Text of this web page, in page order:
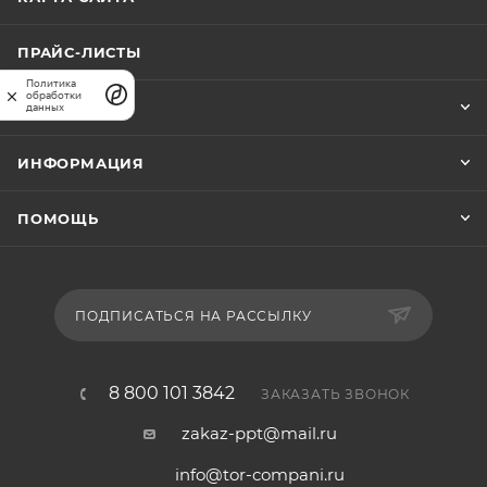
ПРАЙС-ЛИСТЫ
КОМПАНИЯ
ИНФОРМАЦИЯ
ПОМОЩЬ
ПОДПИСАТЬСЯ НА РАССЫЛКУ
8 800 101 3842 ЗАКАЗАТЬ ЗВОНОК
zakaz-ppt@mail.ru
info@tor-compani.ru
Политика
обработки
данных